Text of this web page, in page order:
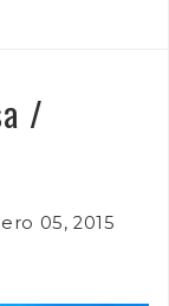
/
05, 2015